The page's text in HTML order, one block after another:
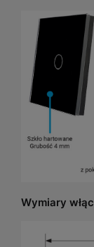
Wymiary